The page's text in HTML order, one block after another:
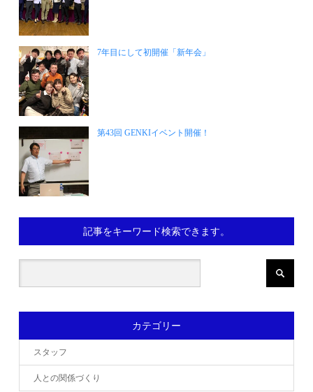
7年目にして初開催「新年会」
第43回 GENKIイベント開催！
記事をキーワード検索できます。
カテゴリー
スタッフ
人との関係づくり